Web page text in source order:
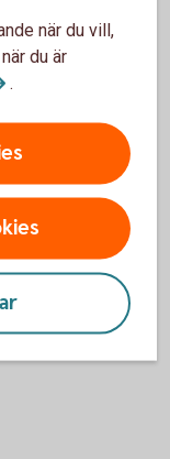
2011 (xlsx)
dig
när du vill,
du är
.